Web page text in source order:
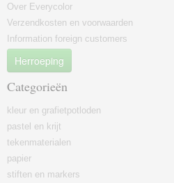
Over Everycolor
Verzendkosten en voorwaarden
Information foreign customers
Herroeping
Categorieën
kleur en grafietpotloden
pastel en krijt
tekenmaterialen
papier
stiften en markers